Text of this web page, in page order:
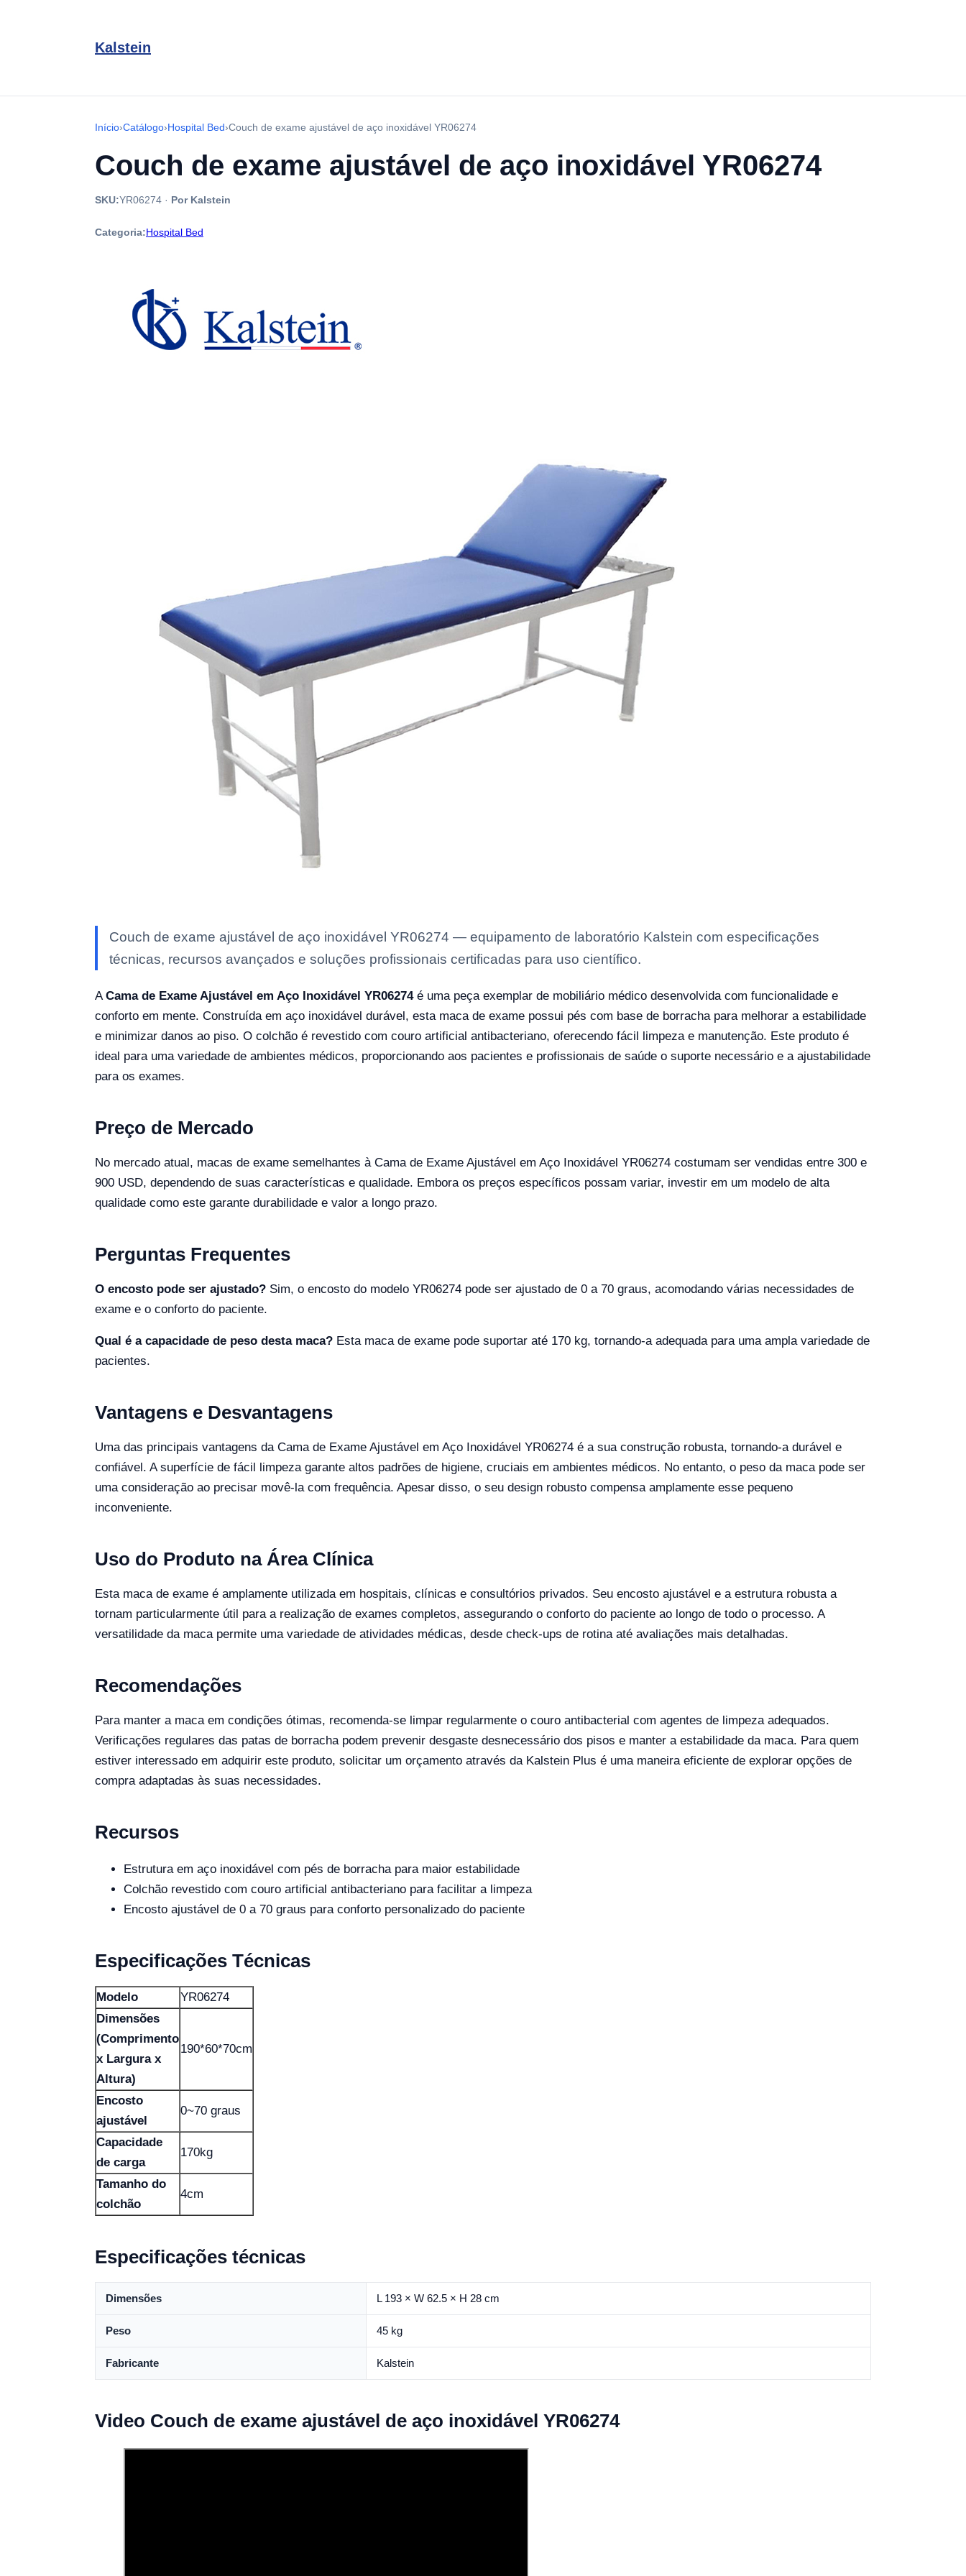
Kalstein
Início›Catálogo›Hospital Bed›Couch de exame ajustável de aço inoxidável YR06274
Couch de exame ajustável de aço inoxidável YR06274
SKU:YR06274 · Por Kalstein
Categoria:Hospital Bed
Couch de exame ajustável de aço inoxidável YR06274 — equipamento de laboratório Kalstein com especificações
técnicas, recursos avançados e soluções profissionais certificadas para uso científico.
ACama de Exame Ajustável em Aço Inoxidável YR06274é uma peça exemplar de mobiliário médico desenvolvida com funcionalidade e
conforto em mente. Construída em aço inoxidável durável, esta maca de exame possui pés com base de borracha para melhorar a estabilidade
e minimizar danos ao piso. O colchão é revestido com couro artificial antibacteriano, oferecendo fácil limpeza e manutenção. Este produto é
ideal para uma variedade de ambientes médicos, proporcionando aos pacientes e profissionais de saúde o suporte necessário e a ajustabilidade
para os exames.
Preço de Mercado
No mercado atual, macas de exame semelhantes à Cama de Exame Ajustável em Aço Inoxidável YR06274 costumam ser vendidas entre 300 e
900 USD, dependendo de suas características e qualidade. Embora os preços específicos possam variar, investir em um modelo de alta
qualidade como este garante durabilidade e valor a longo prazo.
Perguntas Frequentes
O encosto pode ser ajustado? Sim, o encosto do modelo YR06274 pode ser ajustado de 0 a 70 graus, acomodando várias necessidades de
exame e o conforto do paciente.
Qual é a capacidade de peso desta maca? Esta maca de exame pode suportar até 170 kg, tornando-a adequada para uma ampla variedade de
pacientes.
Vantagens e Desvantagens
Uma das principais vantagens da Cama de Exame Ajustável em Aço Inoxidável YR06274 é a sua construção robusta, tornando-a durável e
confiável. A superfície de fácil limpeza garante altos padrões de higiene, cruciais em ambientes médicos. No entanto, o peso da maca pode ser
uma consideração ao precisar movê-la com frequência. Apesar disso, o seu design robusto compensa amplamente esse pequeno
inconveniente.
Uso do Produto na Área Clínica
Esta maca de exame é amplamente utilizada em hospitais, clínicas e consultórios privados. Seu encosto ajustável e a estrutura robusta a
tornam particularmente útil para a realização de exames completos, assegurando o conforto do paciente ao longo de todo o processo. A
versatilidade da maca permite uma variedade de atividades médicas, desde check-ups de rotina até avaliações mais detalhadas.
Recomendações
Para manter a maca em condições ótimas, recomenda-se limpar regularmente o couro antibacterial com agentes de limpeza adequados.
Verificações regulares das patas de borracha podem prevenir desgaste desnecessário dos pisos e manter a estabilidade da maca. Para quem
estiver interessado em adquirir este produto, solicitar um orçamento através da Kalstein Plus é uma maneira eficiente de explorar opções de
compra adaptadas às suas necessidades.
Recursos
Estrutura em aço inoxidável com pés de borracha para maior estabilidade
Colchão revestido com couro artificial antibacteriano para facilitar a limpeza
Encosto ajustável de 0 a 70 graus para conforto personalizado do paciente
Especificações Técnicas
Modelo
YR06274
Dimensões
(Comprimento
x Largura x
Altura)
190*60*70cm
Encosto
ajustável
0~70 graus
Capacidade
de carga
170kg
Tamanho do
colchão
4cm
Especificações técnicas
Dimensões L 193 × W 62.5 × H 28 cm
Peso 45 kg
Fabricante Kalstein
Video Couch de exame ajustável de aço inoxidável YR06274